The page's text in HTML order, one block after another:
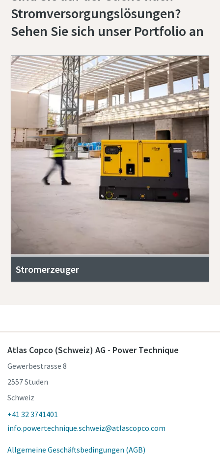
Stromversorgungslösungen?
Sehen Sie sich unser Portfolio an
Stromerzeuger
Atlas Copco (Schweiz) AG - Power Technique
Gewerbestrasse 8
2557 Studen
Schweiz
+41 32 3741401
info.powertechnique.schweiz@atlascopco.com
Allgemeine Geschäftsbedingungen (AGB)